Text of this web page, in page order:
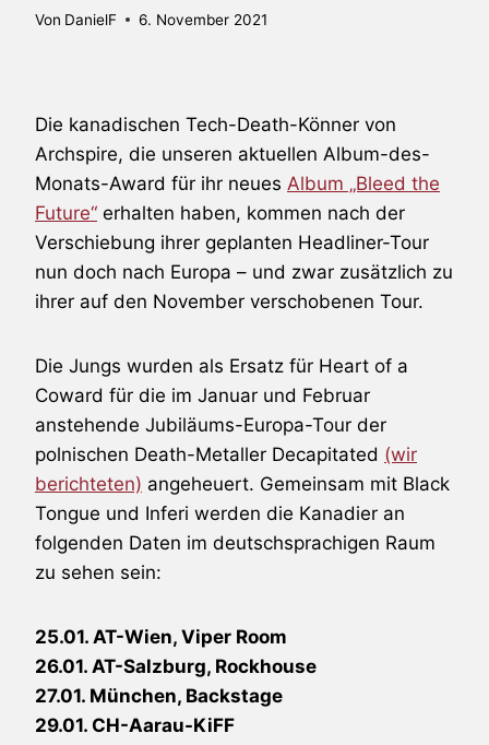
Von DanielF 6. November 2021
Die kanadischen Tech-Death-Könner von
Archspire, die unseren aktuellen Album-des-
Monats-Award für ihr neues Album „Bleed the
Future“ erhalten haben, kommen nach der
Verschiebung ihrer geplanten Headliner-Tour
nun doch nach Europa – und zwar zusätzlich zu
ihrer auf den November verschobenen Tour.
Die Jungs wurden als Ersatz für Heart of a
Coward für die im Januar und Februar
anstehende Jubiläums-Europa-Tour der
polnischen Death-Metaller Decapitated (wir
berichteten) angeheuert. Gemeinsam mit Black
Tongue und Inferi werden die Kanadier an
folgenden Daten im deutschsprachigen Raum
zu sehen sein:
25.01. AT-Wien, Viper Room
26.01. AT-Salzburg, Rockhouse
27.01. München, Backstage
29.01. CH-Aarau-KiFF